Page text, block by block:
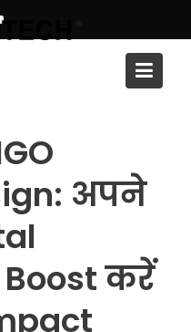
अपने
Boost करें